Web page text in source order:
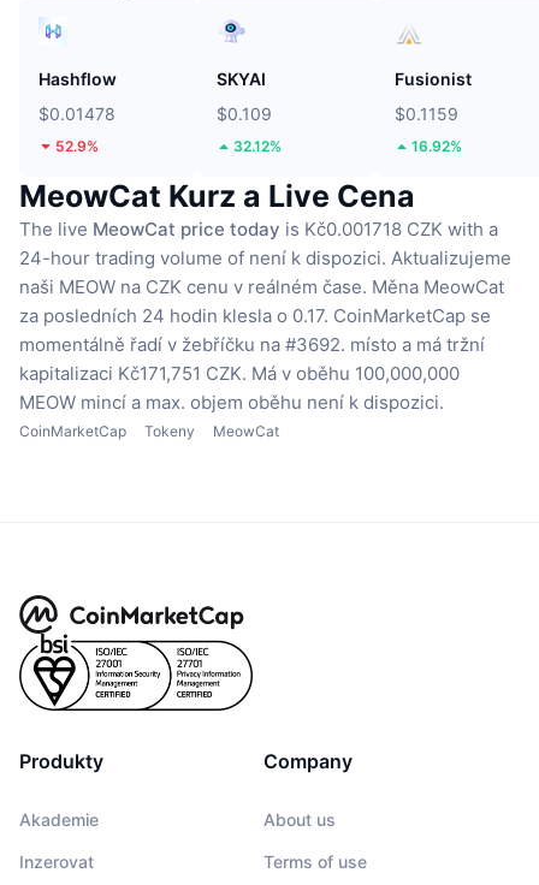
Hashflow
$0.01478
52.9%
SKYAI
$0.109
32.12%
Fusionist
$0.1159
16.92%
MeowCat Kurz a Live Cena
The live MeowCat price today is Kč0.001718 CZK with a
24-hour trading volume of není k dispozici. Aktualizujeme
naši MEOW na CZK cenu v reálném čase. Měna MeowCat
za posledních 24 hodin klesla o 0.17. CoinMarketCap se
momentálně řadí v žebříčku na #3692. místo a má tržní
kapitalizaci Kč171,751 CZK. Má v oběhu 100,000,000
MEOW mincí a max. objem oběhu není k dispozici.
CoinMarketCap Tokeny MeowCat
Produkty
Akademie
Inzerovat
Company
About us
Terms of use